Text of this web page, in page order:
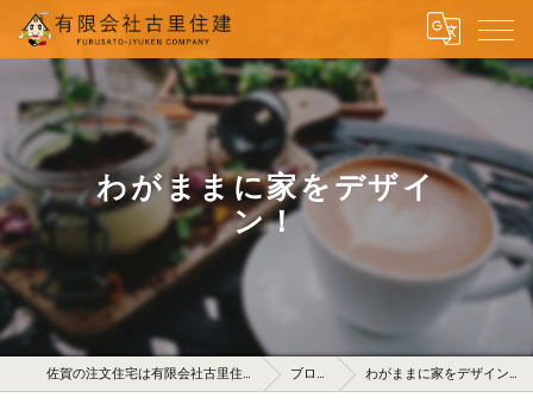
わがままに家をデザイ
ン！
佐賀の注文住宅は有限会社古里住建 ブログ わがままに家をデザイン！